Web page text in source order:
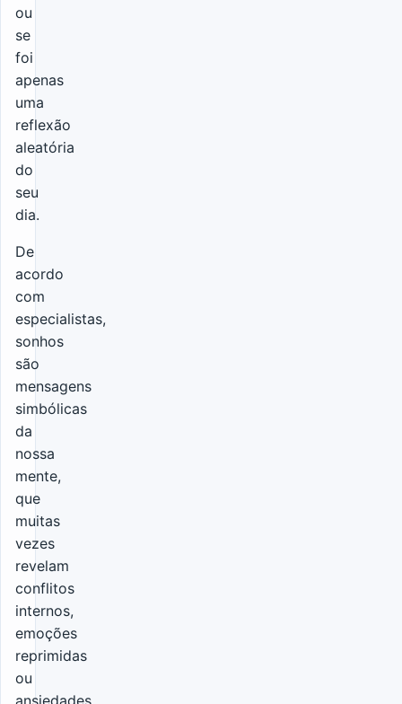
ou
se
foi
apenas
uma
reflexão
aleatória
do
seu
dia.
De
acordo
com
especialistas,
sonhos
são
mensagens
simbólicas
da
nossa
mente,
que
muitas
vezes
revelam
conflitos
internos,
emoções
reprimidas
ou
ansiedades.